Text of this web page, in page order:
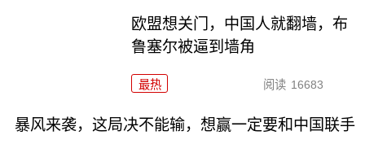
欧盟想关门，中国人就翻墙，布
鲁塞尔被逼到墙角
最热 阅读 16683
暴风来袭，这局决不能输，想赢一定要和中国联手